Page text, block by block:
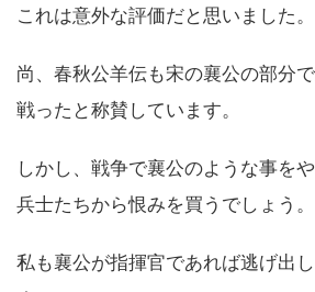
これは意外な評価だと思いました。
尚、春秋公羊伝も宋の襄公の部分
戦ったと称賛しています。
しかし、戦争で襄公のような事を
兵士たちから恨みを買うでしょう。
私も襄公が指揮官であれば逃げ出